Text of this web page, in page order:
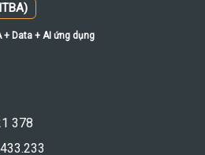
+ Data + AI ứng dụng
378